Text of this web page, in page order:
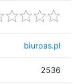
biuroas.pl
2536